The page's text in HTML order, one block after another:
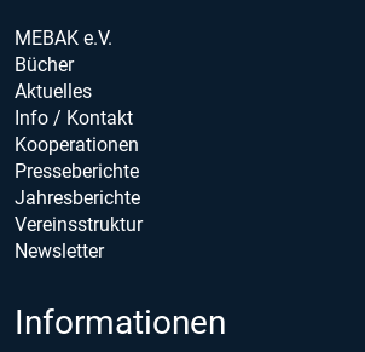
MEBAK e.V.
Bücher
Aktuelles
Info / Kontakt
Kooperationen
Presseberichte
Jahresberichte
Vereinsstruktur
Newsletter
Informationen